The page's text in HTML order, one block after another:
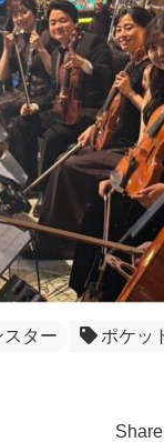
スター ポケッ
Share